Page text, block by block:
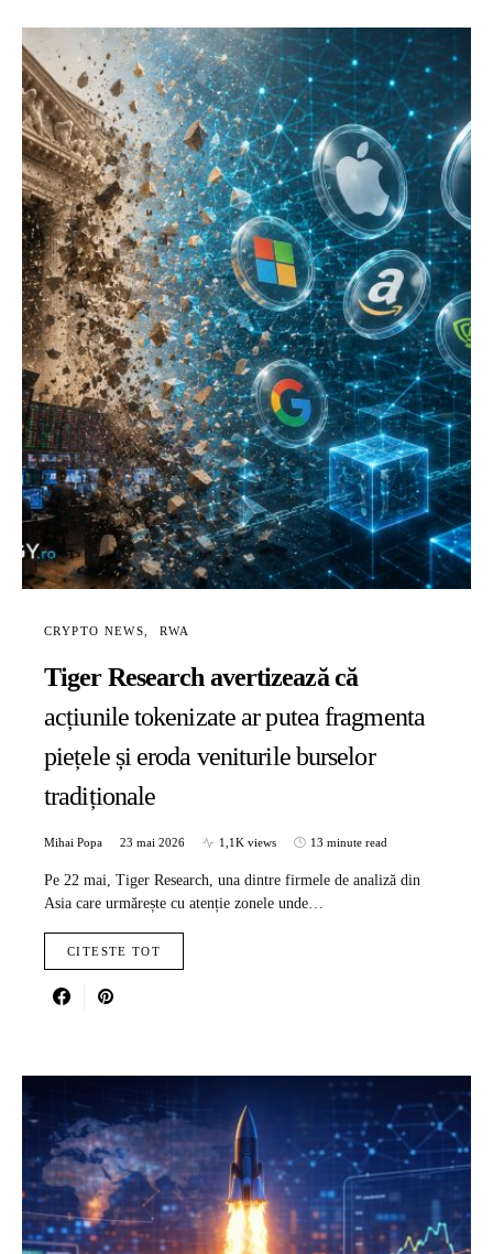
CRYPTO NEWS RWA
Tiger Research avertizează că
acțiunile tokenizate ar putea fragmenta
piețele și eroda veniturile burselor
tradiționale
Mihai Popa 23 mai 2026 1,1K views 13 minute read
Pe 22 mai, Tiger Research, una dintre firmele de analiză din
Asia care urmărește cu atenție zonele unde…
CITESTE TOT